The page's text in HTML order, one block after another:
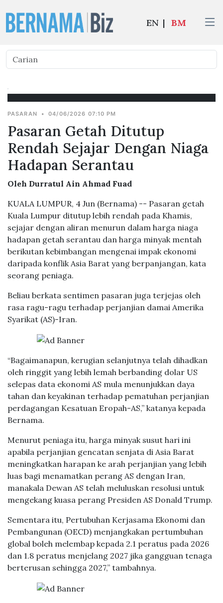
EN | BM
PASARAN • 04/06/2026 07:10 PM
Pasaran Getah Ditutup
Rendah Sejajar Dengan Niaga
Hadapan Serantau
Oleh Durratul Ain Ahmad Fuad
KUALA LUMPUR, 4 Jun (Bernama) -- Pasaran getah
Kuala Lumpur ditutup lebih rendah pada Khamis,
sejajar dengan aliran menurun dalam harga niaga
hadapan getah serantau dan harga minyak mentah
berikutan kebimbangan mengenai impak ekonomi
daripada konflik Asia Barat yang berpanjangan, kata
seorang peniaga.
Beliau berkata sentimen pasaran juga terjejas oleh
rasa ragu-ragu terhadap perjanjian damai Amerika
Syarikat (AS)-Iran.
“Bagaimanapun, kerugian selanjutnya telah dihadkan
oleh ringgit yang lebih lemah berbanding dolar US
selepas data ekonomi AS mula menunjukkan daya
tahan dan keyakinan terhadap pematuhan perjanjian
perdagangan Kesatuan Eropah-AS,” katanya kepada
Bernama.
Menurut peniaga itu, harga minyak susut hari ini
apabila perjanjian gencatan senjata di Asia Barat
meningkatkan harapan ke arah perjanjian yang lebih
luas bagi menamatkan perang AS dengan Iran,
manakala Dewan AS telah meluluskan resolusi untuk
mengekang kuasa perang Presiden AS Donald Trump.
Sementara itu, Pertubuhan Kerjasama Ekonomi dan
Pembangunan (OECD) menjangkakan pertumbuhan
global boleh melembap kepada 2.1 peratus pada 2026
dan 1.8 peratus menjelang 2027 jika gangguan tenaga
berterusan sehingga 2027,” tambahnya.